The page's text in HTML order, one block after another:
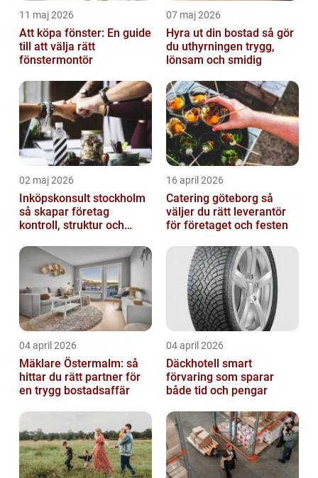
11 maj 2026
Att köpa fönster: En guide
till att välja rätt
fönstermontör
07 maj 2026
Hyra ut din bostad så gör
du uthyrningen trygg,
lönsam och smidig
02 maj 2026
Inköpskonsult stockholm
så skapar företag
kontroll, struktur och
16 april 2026
Catering göteborg så
väljer du rätt leverantör
för företaget och festen
04 april 2026
Mäklare Östermalm: så
hittar du rätt partner för
en trygg bostadsaffär
04 april 2026
Däckhotell smart
förvaring som sparar
både tid och pengar